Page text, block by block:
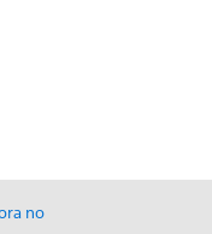
no